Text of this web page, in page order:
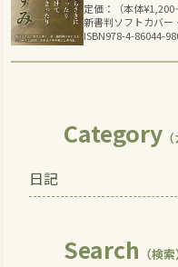
定価：（本体¥1,200
新書判ソフトカバー
ISBN978-4-86044-
Category（
日記
Search （検索